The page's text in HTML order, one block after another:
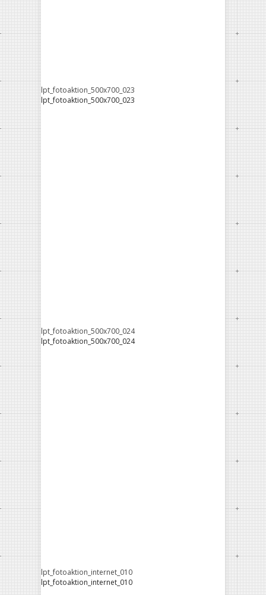
lpt_fotoaktion_500x700_023
lpt_fotoaktion_500x700_023
lpt_fotoaktion_500x700_024
lpt_fotoaktion_500x700_024
lpt_fotoaktion_internet_010
lpt_fotoaktion_internet_010